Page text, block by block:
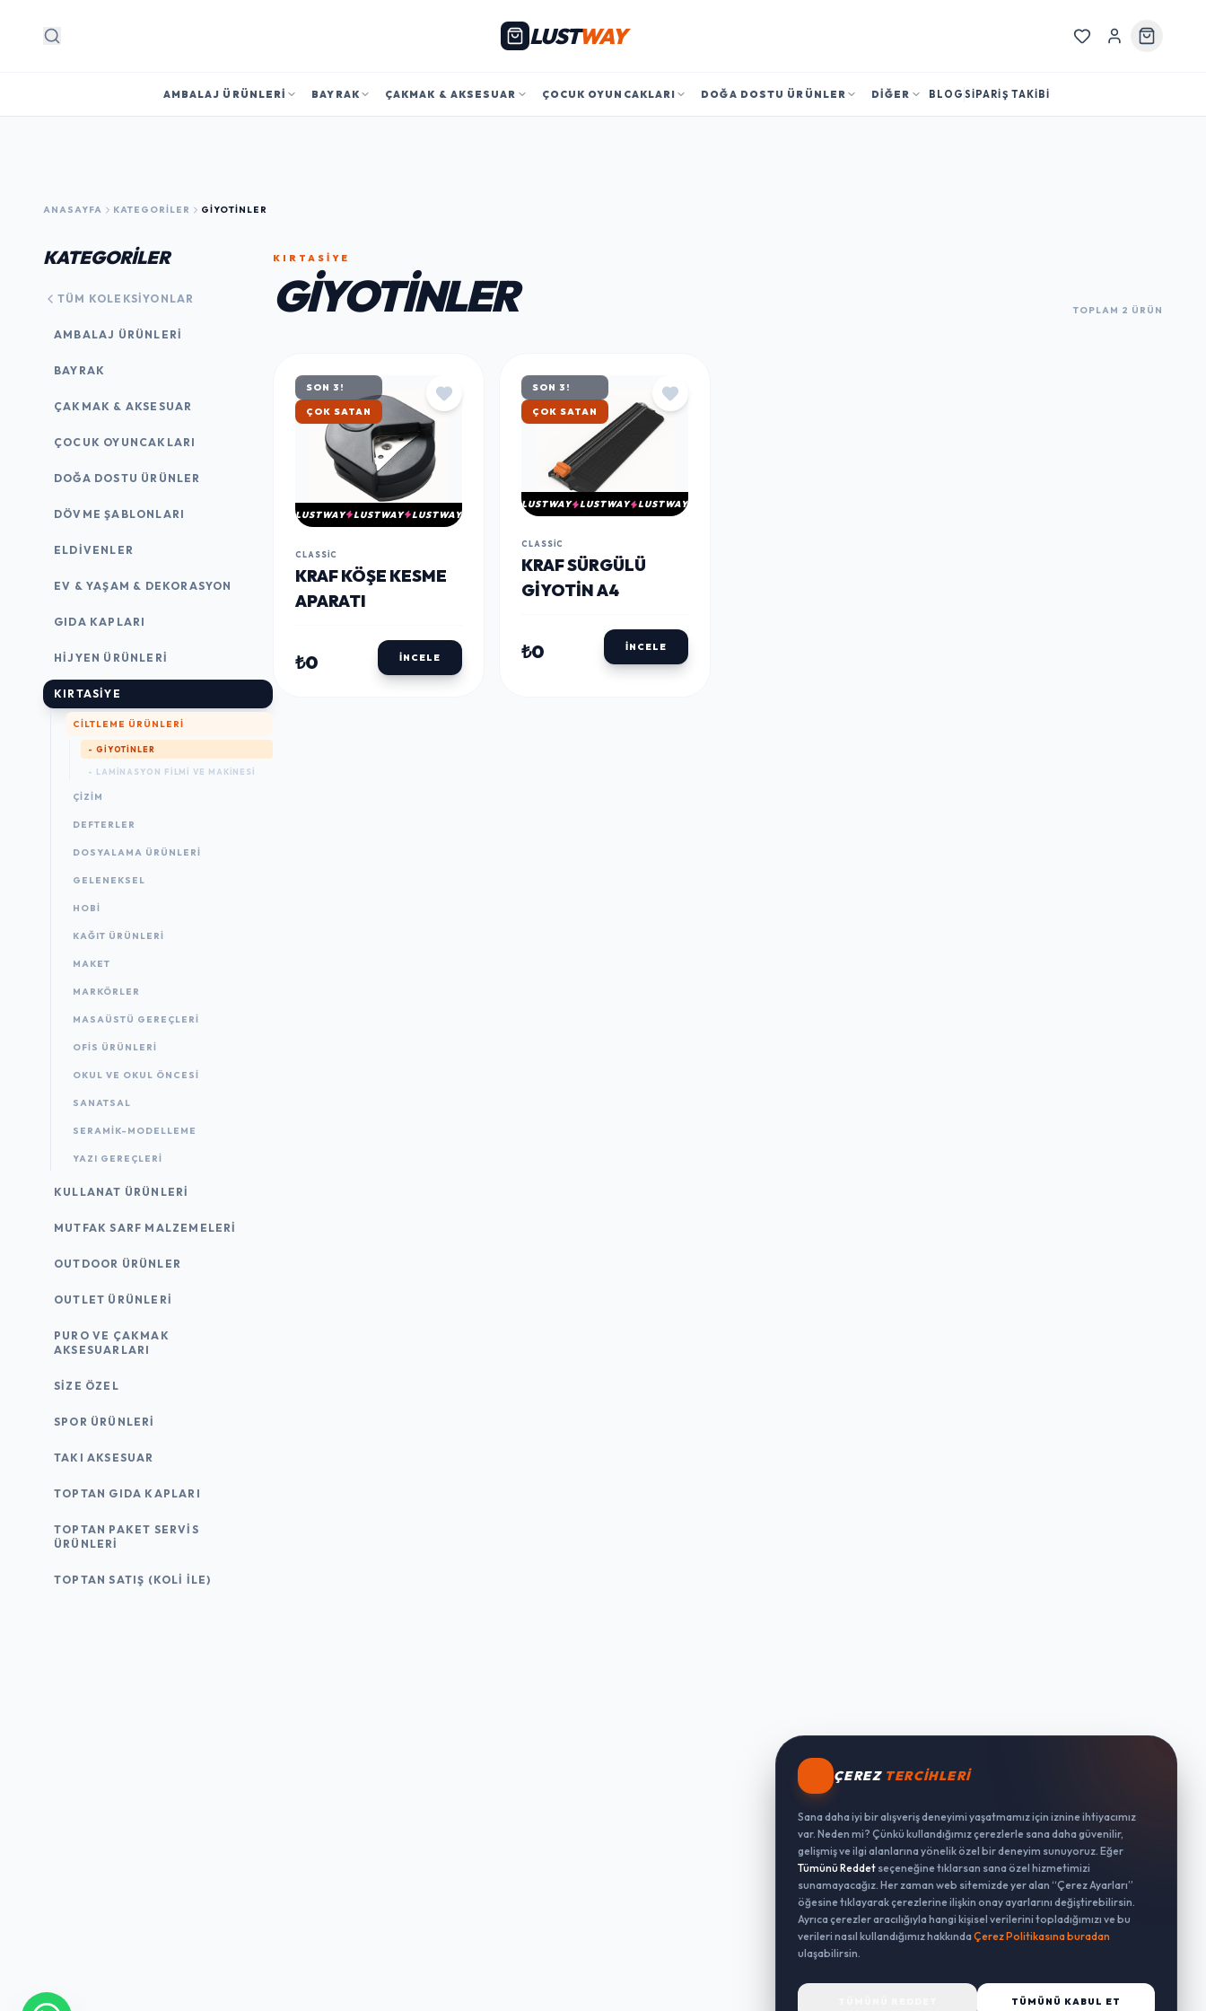
Arama LUSTWAY
AMBALAJ ÜRÜNLERI BAYRAK ÇAKMAK & AKSESUAR ÇOCUK OYUNCAKLARI DOĞA DOSTU ÜRÜNLER DİĞER BLOG SİPARİŞ TAKİBİ
ANASAYFA KATEGORILER GIYOTINLER
KATEGORİLER
TÜM KOLEKSIYONLAR
AMBALAJ ÜRÜNLERI
BAYRAK
ÇAKMAK & AKSESUAR
ÇOCUK OYUNCAKLARI
DOĞA DOSTU ÜRÜNLER
DÖVME ŞABLONLARI
ELDIVENLER
EV & YAŞAM & DEKORASYON
GIDA KAPLARI
HIJYEN ÜRÜNLERI
KIRTASİYE
CILTLEME ÜRÜNLERI
- GIYOTINLER
- LAMINASYON FILMI VE MAKINESI
ÇİZİM
DEFTERLER
DOSYALAMA ÜRÜNLERI
GELENEKSEL
HOBİ
KAĞIT ÜRÜNLERI
MAKET
MARKÖRLER
MASAÜSTÜ GEREÇLERI
OFIS ÜRÜNLERI
OKUL VE OKUL ÖNCESİ
SANATSAL
SERAMİK-MODELLEME
YAZI GEREÇLERI
KULLANAT ÜRÜNLERI
MUTFAK SARF MALZEMELERI
OUTDOOR ÜRÜNLER
OUTLET ÜRÜNLERI
PURO VE ÇAKMAK
AKSESUARLARI
SIZE ÖZEL
SPOR ÜRÜNLERI
TAKI AKSESUAR
TOPTAN GIDA KAPLARI
TOPTAN PAKET SERVIS
ÜRÜNLERI
TOPTAN SATIŞ (KOLI İLE)
KIRTASİYE
GIYOTINLER TOPLAM 2 ÜRÜN
SON 3!
ÇOK SATAN
LUSTWAY LUSTWAY LUSTWAY
CLASSIC
KRAF KÖŞE KESME
APARATI
₺0 İNCELE
SON 3!
ÇOK SATAN
LUSTWAY LUSTWAY LUSTWAY
CLASSIC
KRAF SÜRGÜLÜ
GIYOTIN A4
₺0 İNCELE
ÇEREZ TERCIHLERI
Sana daha iyi bir alışveriş deneyimi yaşatmamız için iznine ihtiyacımız
var. Neden mi? Çünkü kullandığımız çerezlerle sana daha güvenilir,
gelişmiş ve ilgi alanlarına yönelik özel bir deneyim sunuyoruz. Eğer
Tümünü Reddet seçeneğine tıklarsan sana özel hizmetimizi
sunamayacağız. Her zaman web sitemizde yer alan “Çerez Ayarları”
öğesine tıklayarak çerezlerine ilişkin onay ayarlarını değiştirebilirsin.
Ayrıca çerezler aracılığıyla hangi kişisel verilerini topladığımızı ve bu
verileri nasıl kullandığımız hakkında Çerez Politikasına buradan
ulaşabilirsin.
TÜMÜNÜ KABUL ET